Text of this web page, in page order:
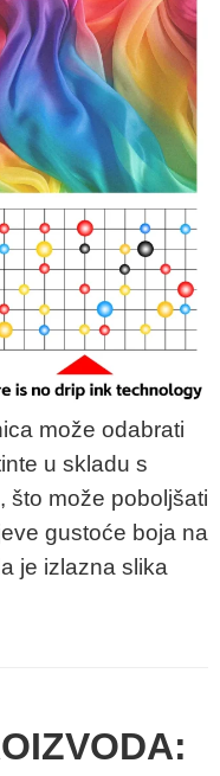
može odabrati
u skladu s
što može poboljšati
gustoće boja na
je izlazna slika